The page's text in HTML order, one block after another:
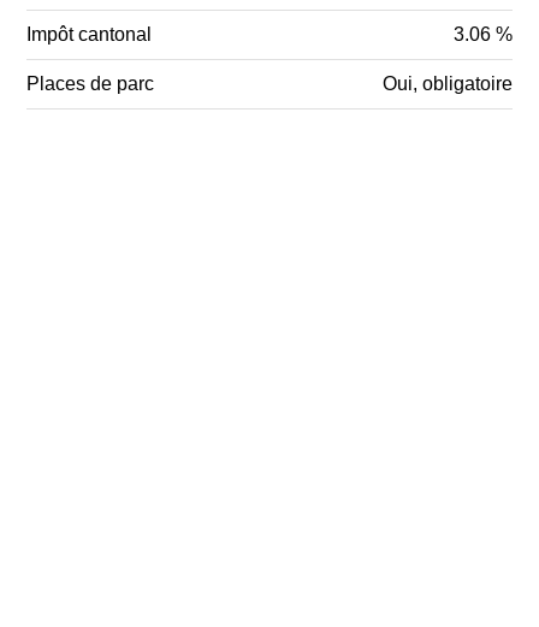
Impôt cantonal 3.06 %
Places de parc Oui, obligatoire